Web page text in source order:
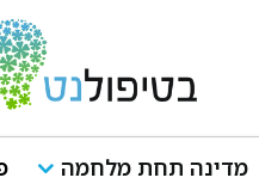
מדינה תחת מלחמה